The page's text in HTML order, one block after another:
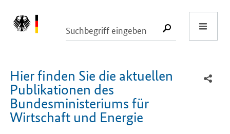
SUCHE
Hier finden Sie die aktuellen
Publikationen des
Bundesministeriums für
Wirtschaft und Energie